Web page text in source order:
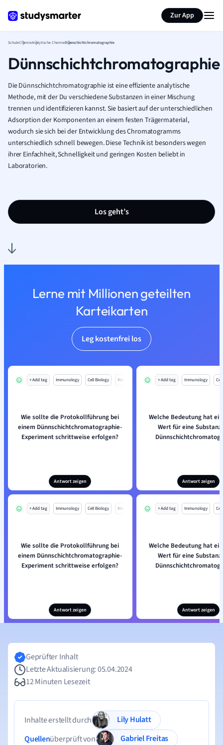
Zur App
SchuleChemieAnalytische ChemieDünnschichtchromatographie
Dünnschichtchromatographie
Die Dünnschichtchromatographie ist eine effiziente analytische
Methode, mit der Du verschiedene Substanzen in einer Mischung
trennen und identifizieren kannst. Sie basiert auf der unterschiedlichen
Adsorption der Komponenten an einem festen Trägermaterial,
wodurch sie sich bei der Entwicklung des Chromatogramms
unterschiedlich schnell bewegen. Diese Technik ist besonders wegen
ihrer Einfachheit, Schnelligkeit und geringen Kosten beliebt in
Laboratorien.
Los geht’s
Lerne mit Millionen geteilten
Karteikarten
Leg kostenfrei los
+ Add tag Immunology Cell Biology Mo
Wie sollte die Protokollführung bei
einem Dünnschichtchromatographie-
Experiment schrittweise erfolgen?
Antwort zeigen
+ Add tag Immunology
Welche Bedeutung hat
Wert für eine
Antwort zeigen
+ Add tag Immunology Cell Biology Mo
Wie sollte die Protokollführung bei
einem Dünnschichtchromatographie-
Experiment schrittweise erfolgen?
Antwort zeigen
+ Add tag Immunology
Welche Bedeutung hat
Wert für eine
Antwort zeigen
Seite zusammenfassen
Geprüfter Inhalt
Letzte Aktualisierung: 05.04.2024
12 Minuten Lesezeit
Inhalte erstellt durch
Lily Hulatt
Quellenüberprüft von
Gabriel Freitas